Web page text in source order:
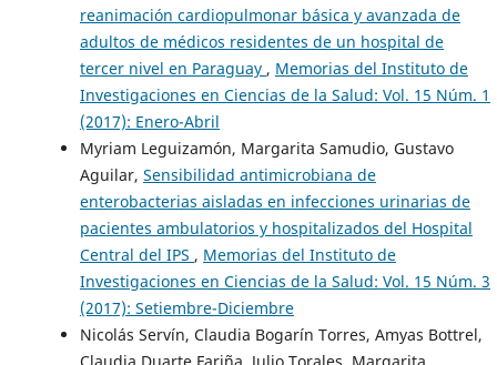
reanimación cardiopulmonar básica y avanzada de
adultos de médicos residentes de un hospital de
tercer nivel en Paraguay , Memorias del Instituto de
Investigaciones en Ciencias de la Salud: Vol. 15 Núm. 1
(2017): Enero-Abril
Myriam Leguizamón, Margarita Samudio, Gustavo
Aguilar, Sensibilidad antimicrobiana de
enterobacterias aisladas en infecciones urinarias de
pacientes ambulatorios y hospitalizados del Hospital
Central del IPS , Memorias del Instituto de
Investigaciones en Ciencias de la Salud: Vol. 15 Núm. 3
(2017): Setiembre-Diciembre
Nicolás Servín, Claudia Bogarín Torres, Amyas Bottrel,
Claudia Duarte Fariña, Julio Torales, Margarita